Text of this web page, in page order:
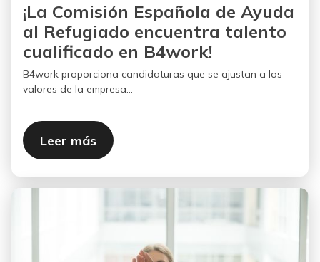
¡La Comisión Española de Ayuda
al Refugiado encuentra talento
cualificado en B4work!
B4work proporciona candidaturas que se ajustan a los
valores de la empresa...
Leer más